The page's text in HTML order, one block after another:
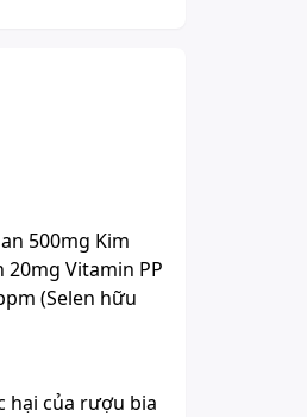
500mg Kim
20mg Vitamin PP
(Selen hữu
hại của rượu bia